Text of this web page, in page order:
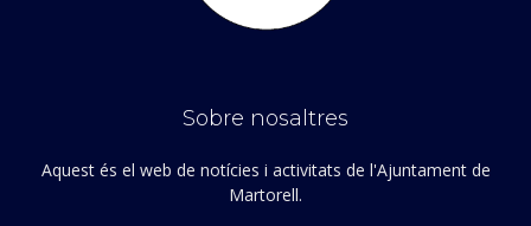
Sobre nosaltres
Aquest és el web de notícies i activitats de l'Ajuntament de
Martorell.